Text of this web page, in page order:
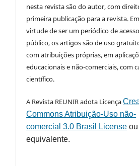
nesta revista são do autor, com
primeira publicação para a revista. Em
virtude de ser um periódico de acesso
público, os artigos são de uso
com atribuições próprias, em
educacionais e não-comerciais, com
científico.
A Revista REUNIR adota Licença
Commons Atribuição-Uso não-
comercial 3.0 Brasil License
equivalente.